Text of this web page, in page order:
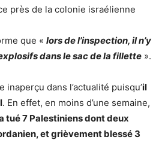
près de la colonie israélienne
que « lors de l’inspection, il n’y
dans le sac de la fillette ».
inaperçu dans l’actualité puisqu’il
. En effet, en moins d’une semaine,
tué 7 Palestiniens dont deux
et grièvement blessé 3